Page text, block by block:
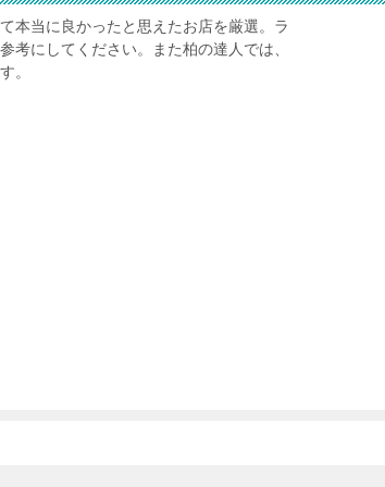
本当に良かったと思えたお店を厳選。ラ
考にしてください。また柏の達人では、
。